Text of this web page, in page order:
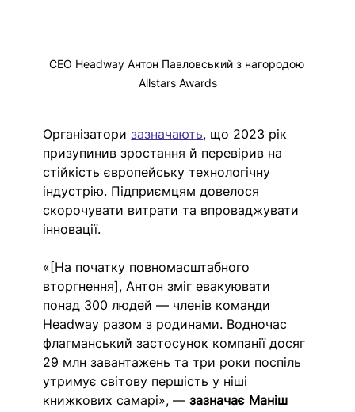
CEO Headway Антон Павловський з нагородою
Allstars Awards
Організатори зазначають, що 2023 рік
призупинив зростання й перевірив на
стійкість європейську технологічну
індустрію. Підприємцям довелося
скорочувати витрати та впроваджувати
інновації.
«[На початку повномасштабного
вторгнення], Антон зміг евакуювати
понад 300 людей — членів команди
Headway разом з родинами. Водночас
флагманський застосунок компанії досяг
29 млн завантажень та три роки поспіль
утримує світову першість у ніші
книжкових самарі», — зазначає Маніш